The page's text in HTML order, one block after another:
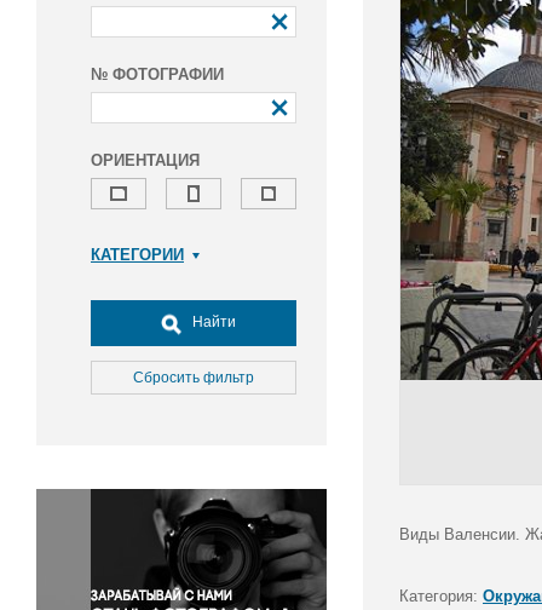
№ ФОТОГРАФИИ
ОРИЕНТАЦИЯ
КАТЕГОРИИ
Досуг, туризм и отдых
Культура
Медицина
Окружающая среда
Политика
Правосудие
Происшествия и конфликты
Найти
Сбросить фильтр
Виды Валенсии.
Категория: